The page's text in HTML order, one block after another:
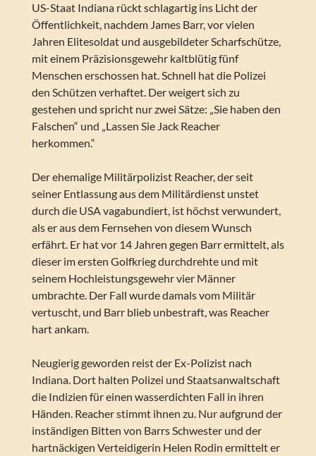
US-Staat Indiana rückt schlagartig ins Licht der
Öffentlichkeit, nachdem James Barr, vor vielen
Jahren Elitesoldat und ausgebildeter Scharfschütze,
mit einem Präzisionsgewehr kaltblütig fünf
Menschen erschossen hat. Schnell hat die Polizei
den Schützen verhaftet. Der weigert sich zu
gestehen und spricht nur zwei Sätze: „Sie haben den
Falschen“ und „Lassen Sie Jack Reacher
herkommen.“
Der ehemalige Militärpolizist Reacher, der seit
seiner Entlassung aus dem Militärdienst unstet
durch die USA vagabundiert, ist höchst verwundert,
als er aus dem Fernsehen von diesem Wunsch
erfährt. Er hat vor 14 Jahren gegen Barr ermittelt, als
dieser im ersten Golfkrieg durchdrehte und mit
seinem Hochleistungsgewehr vier Männer
umbrachte. Der Fall wurde damals vom Militär
vertuscht, und Barr blieb unbestraft, was Reacher
hart ankam.
Neugierig geworden reist der Ex-Polizist nach
Indiana. Dort halten Polizei und Staatsanwaltschaft
die Indizien für einen wasserdichten Fall in ihren
Händen. Reacher stimmt ihnen zu. Nur aufgrund der
inständigen Bitten von Barrs Schwester und der
hartnäckigen Verteidigerin Helen Rodin ermittelt er